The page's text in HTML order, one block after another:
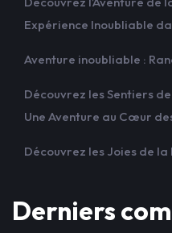
Expérience Inoubliable
Aventure inoubliable :
Découvrez les Sentiers
Une Aventure au Cœur
Découvrez les Joies de la
Derniers